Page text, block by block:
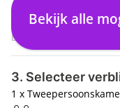
Lanzarote (ACE)
04:05
Eindhoven (EIN)
Bekijk alle
3. Selecteer
1 x